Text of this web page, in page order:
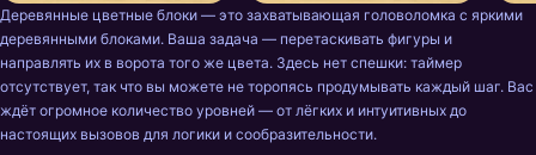
Деревянные цветные блоки — это захватывающая головоломка с яркими
деревянными блоками. Ваша задача — перетаскивать фигуры и
направлять их в ворота того же цвета. Здесь нет спешки: таймер
отсутствует, так что вы можете не торопясь продумывать каждый шаг. Вас
ждёт огромное количество уровней — от лёгких и интуитивных до
настоящих вызовов для логики и сообразительности.